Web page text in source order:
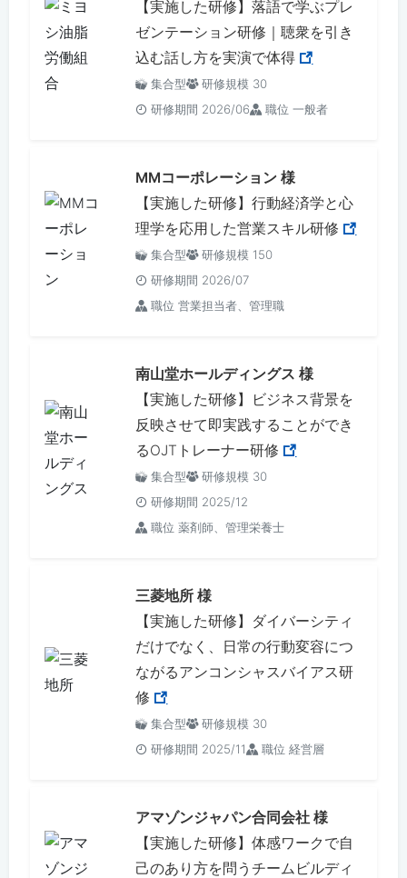
【実施した研修】落語で学ぶプレ
ゼンテーション研修｜聴衆を引き
込む話し方を実演で体得
集合型
研修規模 30
研修期間 2026/06
職位 一般者
MMコーポレーション 様
【実施した研修】行動経済学と心
理学を応用した営業スキル研修
集合型
研修規模 150
研修期間 2026/07
職位 営業担当者、管理職
南山堂ホールディングス 様
【実施した研修】ビジネス背景を
反映させて即実践することができ
るOJTトレーナー研修
集合型
研修規模 30
研修期間 2025/12
職位 薬剤師、管理栄養士
三菱地所 様
【実施した研修】ダイバーシティ
だけでなく、日常の行動変容につ
ながるアンコンシャスバイアス研
修
集合型
研修規模 30
研修期間 2025/11
職位 経営層
アマゾンジャパン合同会社 様
【実施した研修】体感ワークで自
己のあり方を問うチームビルディ